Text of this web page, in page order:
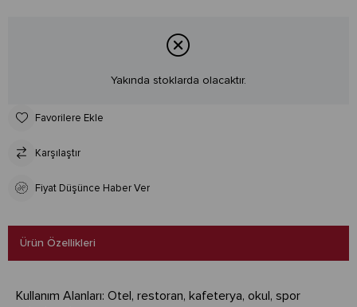
Yakında stoklarda olacaktır.
Favorilere Ekle
Karşılaştır
Fiyat Düşünce Haber Ver
Ürün Özellikleri
Kullanım Alanları: Otel, restoran, kafeterya, okul, spor